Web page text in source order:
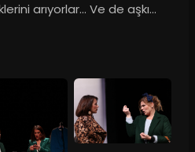
arıyorlar... Ve de aşkı...